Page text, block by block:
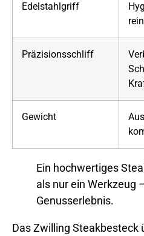
Edelstahlgriff
Präzisionsschliff
Gewicht
Ein hochwertiges
als nur ein Werkzeug
Genusserlebnis.
Das Zwilling Steakbesteck